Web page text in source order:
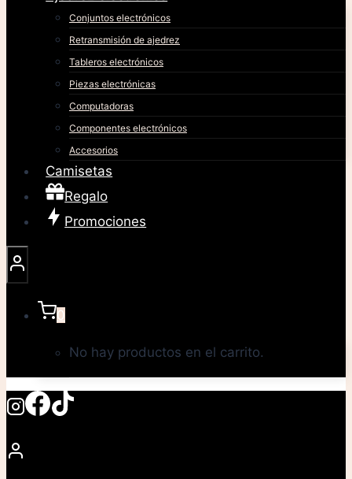
Conjuntos electrónicos
Retransmisión de ajedrez
Tableros electrónicos
Piezas electrónicas
Computadoras
Componentes electrónicos
Accesorios
Camisetas
Regalo
Promociones
0
No hay productos en el carrito.